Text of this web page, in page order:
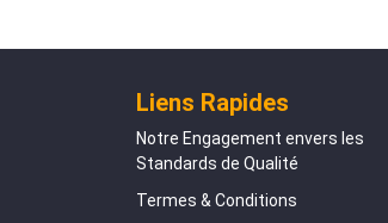
Liens Rapides
Notre Engagement envers les
Standards de Qualité
Termes & Conditions